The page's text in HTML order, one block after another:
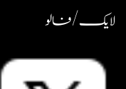
لایک / فالو